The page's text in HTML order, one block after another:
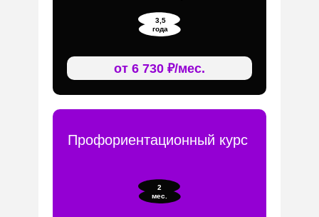
от 6 730 ₽/мес.
3,5
года
2
мес.
Профориентационный курс